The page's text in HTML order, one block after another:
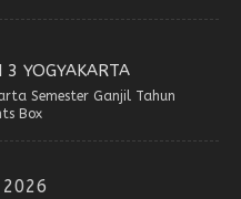
3 YOGYAKARTA
Semester Ganjil Tahun
Box